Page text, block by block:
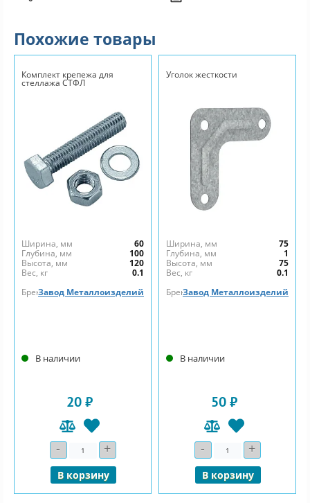
Похожие товары
Комплект крепежа для
стеллажа СТФЛ
Ширина, мм
60
Глубина, мм
100
Высота, мм
120
Вес, кг
0.1
БрендЗавод Металлоизделий
В наличии
20 ₽
- Количество+
В корзину
Уголок жесткости
Ширина, мм
75
Глубина, мм
1
Высота, мм
75
Вес, кг
0.1
БрендЗавод Металлоизделий
В наличии
50 ₽
- Количество+
В корзину